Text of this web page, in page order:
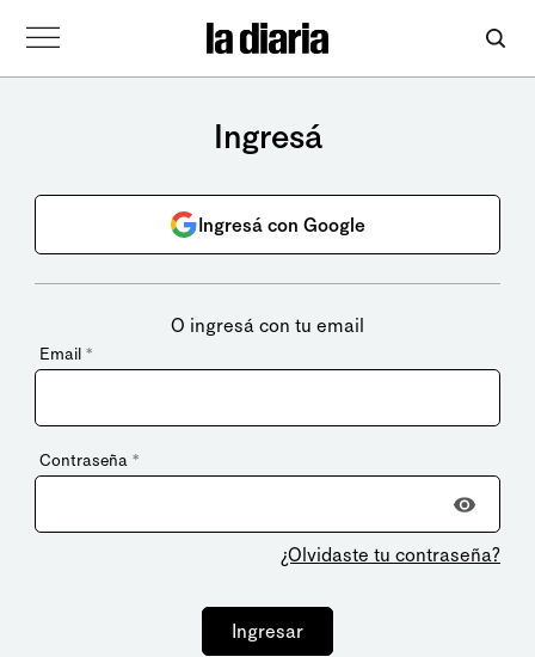
Ingresá
Ingresá con Google
O ingresá con tu email
Email *
Contraseña *
¿Olvidaste tu contraseña?
Ingresar